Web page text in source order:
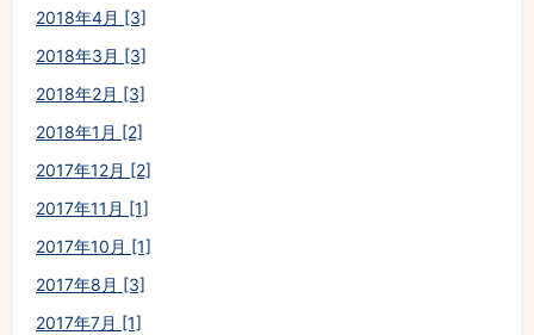
2018年4月 [3]
2018年3月 [3]
2018年2月 [3]
2018年1月 [2]
2017年12月 [2]
2017年11月 [1]
2017年10月 [1]
2017年8月 [3]
2017年7月 [1]